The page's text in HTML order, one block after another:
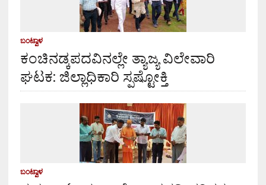
ಬಂಟ್ವಾಳ
ಕಂಚಿನಡ್ಕಪದವಿನಲ್ಲೇ ತ್ಯಾಜ್ಯ ವಿಲೇವಾರಿ
ಘಟಕ: ಜಿಲ್ಲಾಧಿಕಾರಿ ಸ್ಪಷ್ಟೋಕ್ತಿ
ಬಂಟ್ವಾಳ